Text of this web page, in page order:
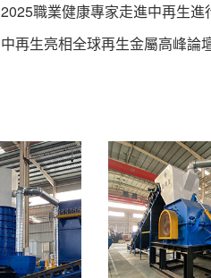
2025職業健康專家走進中再生進
中再生亮相全球再生金屬高峰論